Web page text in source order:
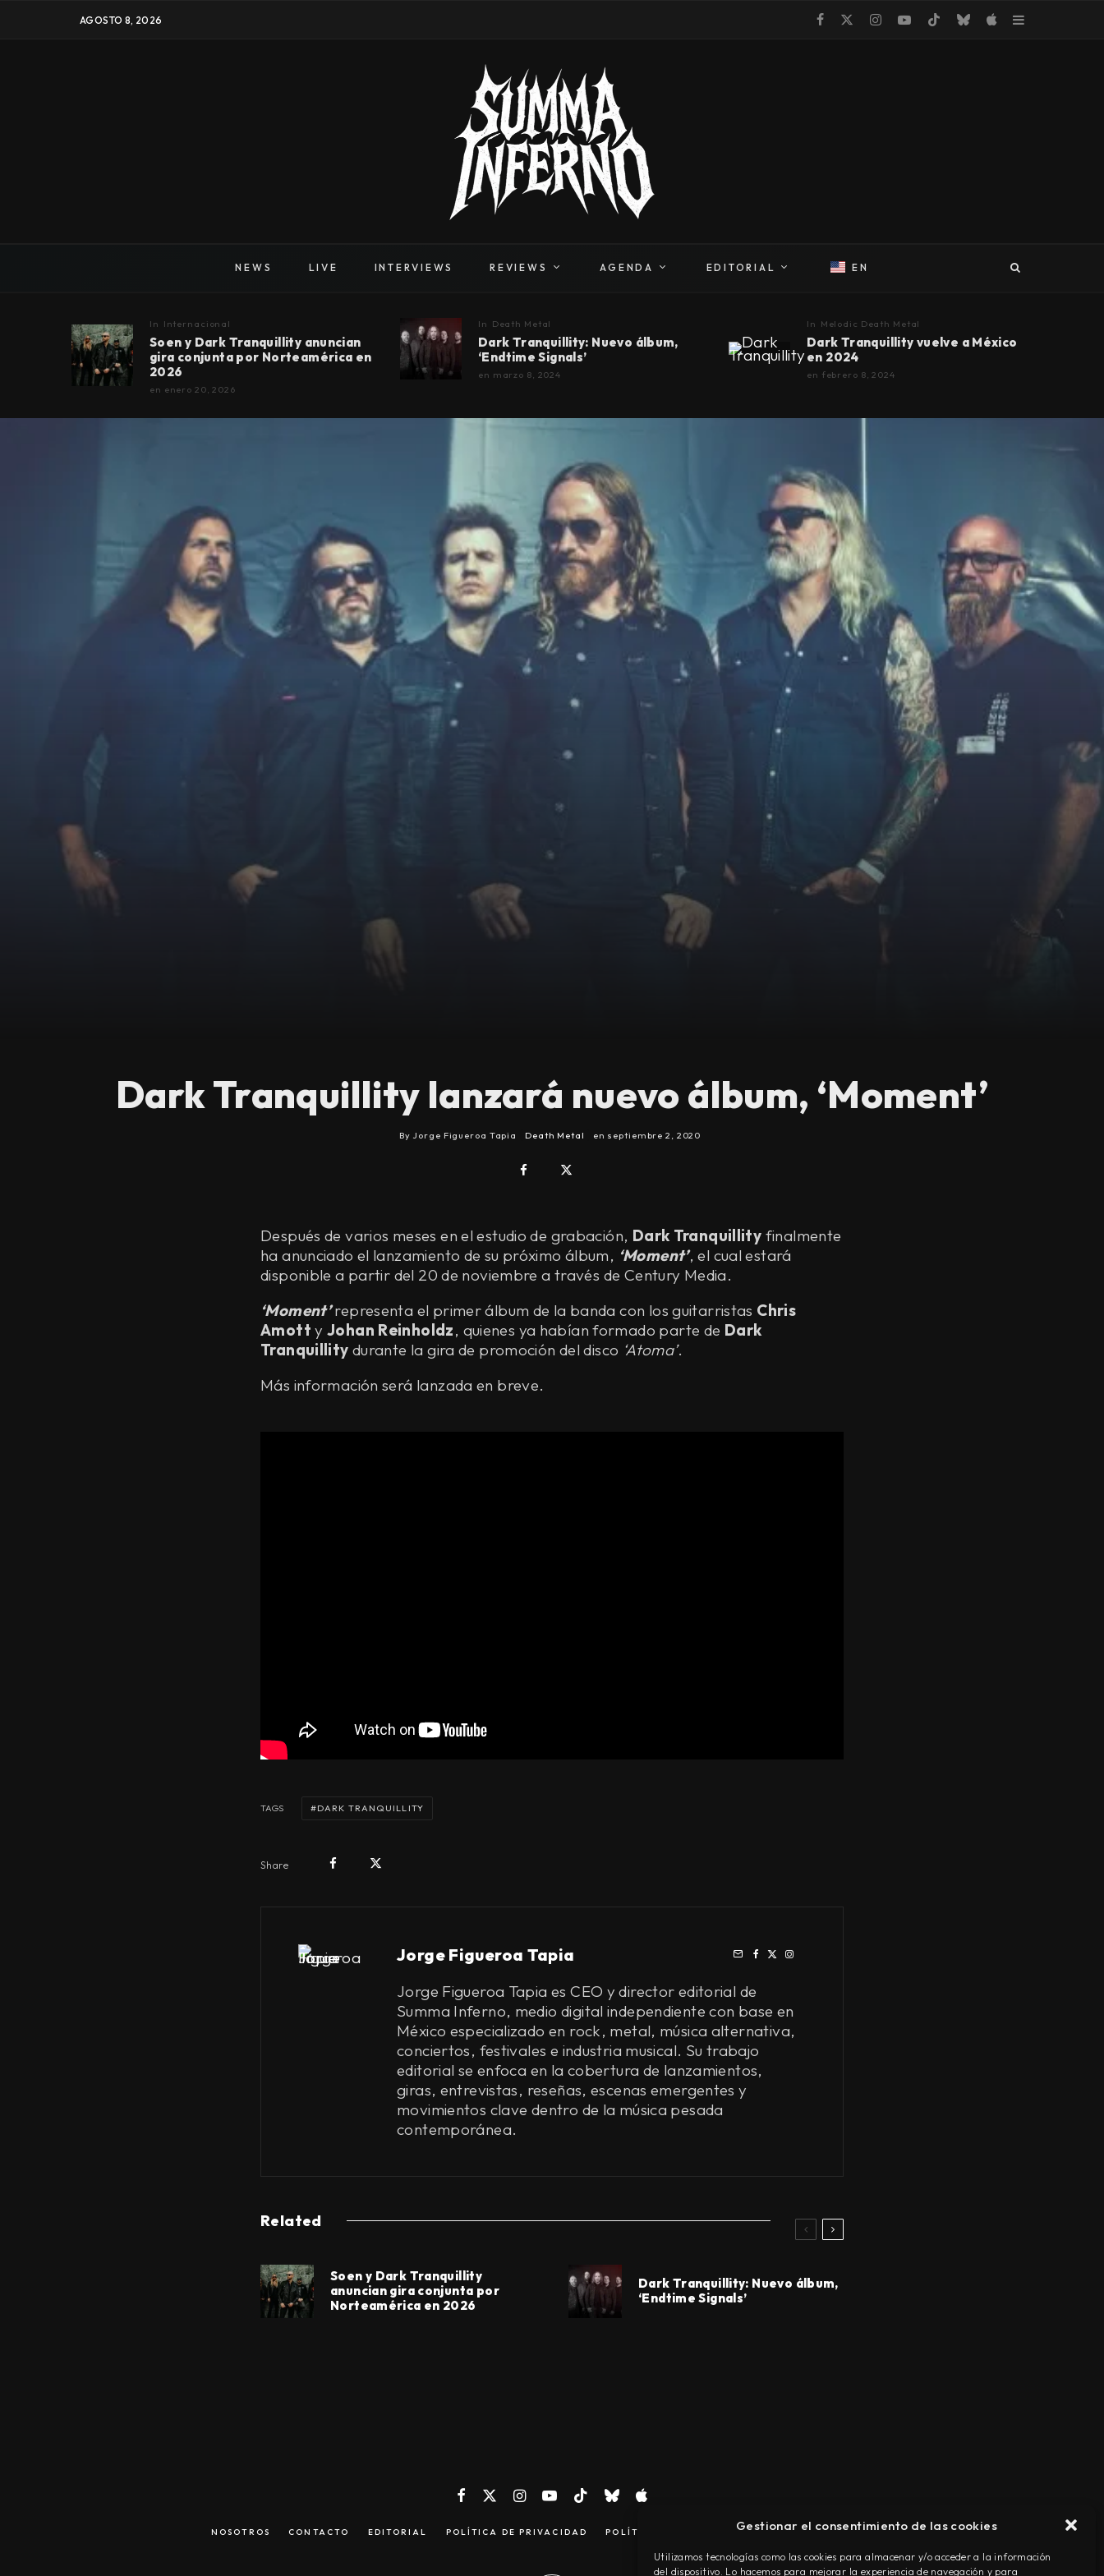
Gestionar el consentimiento de las cookies
Utilizamos tecnologías como las cookies para almacenar y/o acceder a la información
del dispositivo. Lo hacemos para mejorar la experiencia de navegación y para
AGOSTO 8, 2026
NEWS LIVE INTERVIEWS REVIEWS AGENDA EDITORIAL EN
In Internacional
Soen y Dark Tranquillity anuncian
gira conjunta por Norteamérica en
2026
en enero 20, 2026
In Death Metal
Dark Tranquillity: Nuevo álbum,
‘Endtime Signals’
en marzo 8, 2024
In Melodic Death Metal
Dark Tranquillity vuelve a México
en 2024
en febrero 8, 2024
Dark Tranquillity lanzará nuevo álbum, ‘Moment’
By Jorge Figueroa Tapia Death Metal en septiembre 2, 2020
Después de varios meses en el estudio de grabación, Dark Tranquillity finalmente
ha anunciado el lanzamiento de su próximo álbum, ‘Moment’, el cual estará
disponible a partir del 20 de noviembre a través de Century Media.
‘Moment’representa el primer álbum de la banda con los guitarristas Chris
Amott yJohan Reinholdz, quienes ya habían formado parte de Dark
Tranquillity durante la gira de promoción del disco ‘Atoma’.
Más información será lanzada en breve.
TAGS DARK TRANQUILLITY
Share
Jorge Figueroa Tapia
Jorge Figueroa Tapia es CEO y director editorial de
Summa Inferno, medio digital independiente con base en
México especializado en rock, metal, música alternativa,
conciertos, festivales e industria musical. Su trabajo
editorial se enfoca en la cobertura de lanzamientos,
giras, entrevistas, reseñas, escenas emergentes y
movimientos clave dentro de la música pesada
contemporánea.
Related
Soen y Dark Tranquillity
anuncian gira conjunta por
Norteamérica en 2026
Dark Tranquillity: Nuevo álbum,
‘Endtime Signals’
NOSOTROS CONTACTO EDITORIAL POLÍTICA DE PRIVACIDAD POLÍTICA DE COOKIES TÉRMINOS Y CONDICIONES